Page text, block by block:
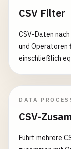
CSV Filter
CSV-Daten
und
einschließlich
"80"}]
DATA
CSV-
Führt mehrere